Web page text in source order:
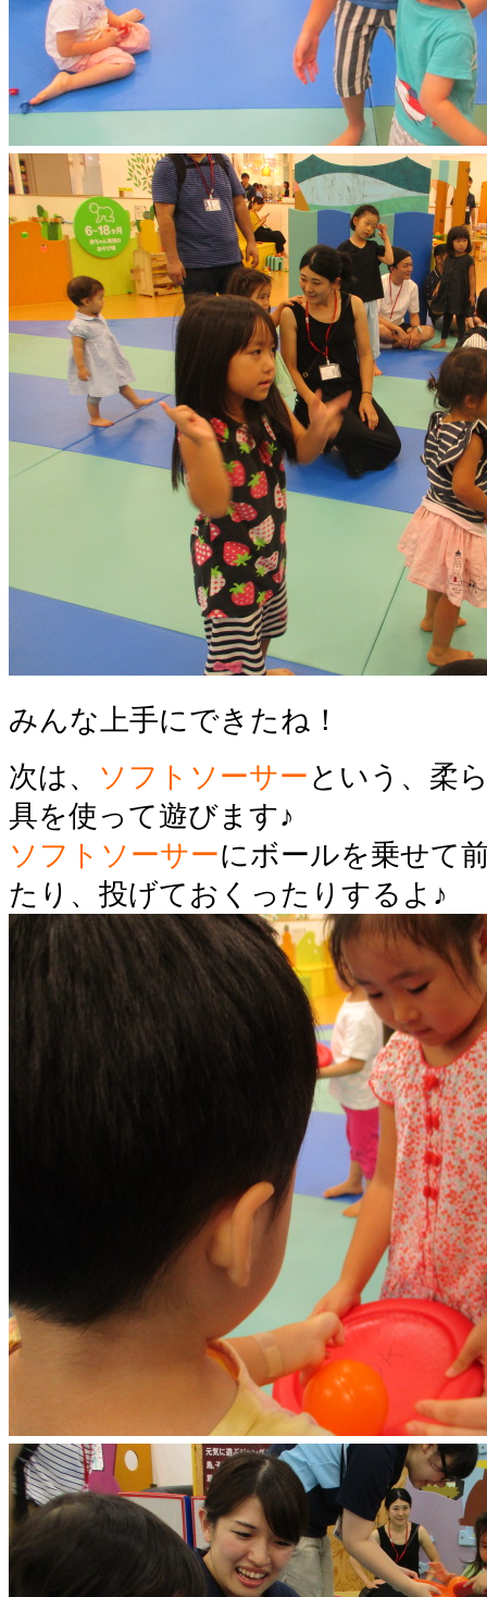
みんな上手にできたね！
次は、 ソフトソーサー という、柔
具を使って遊びます♪
ソフトソーサーにボールを乗せて
たり、投げておくったりするよ♪